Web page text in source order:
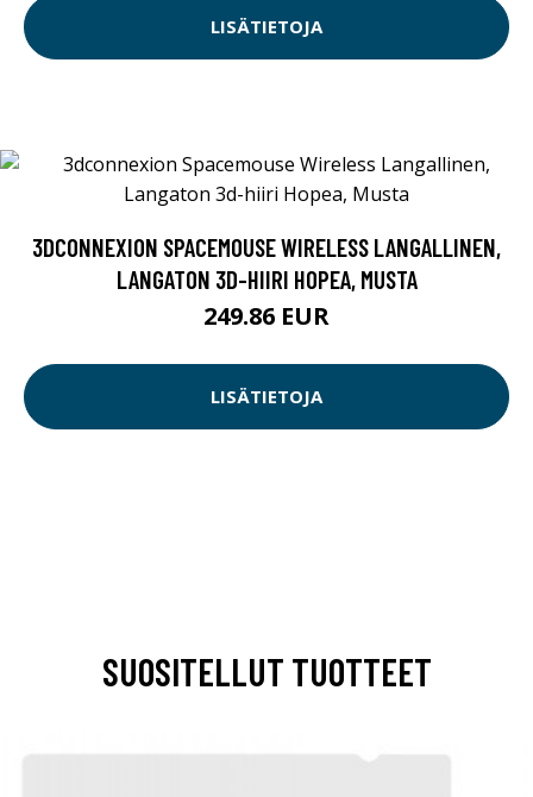
LISÄTIETOJA
3DCONNEXION SPACEMOUSE WIRELESS LANGALLINEN,
LANGATON 3D-HIIRI HOPEA, MUSTA
249.86 EUR
LISÄTIETOJA
SUOSITELLUT TUOTTEET